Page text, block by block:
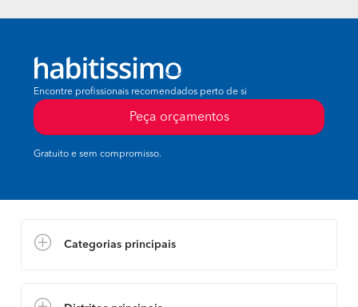
Encontre profissionais recomendados perto de si
Peça orçamentos
Gratuito e sem compromisso.
Categorias principais